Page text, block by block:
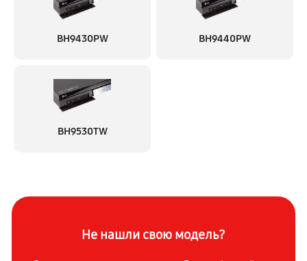
BH9430PW BH9440PW
BH9530TW
Не нашли свою модель?